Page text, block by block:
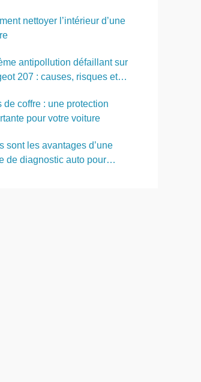
nettoyer l’intérieur d’une
antipollution défaillant sur
207 : causes, risques et
de coffre : une protection
pour votre voiture
sont les avantages d’une
de diagnostic auto pour